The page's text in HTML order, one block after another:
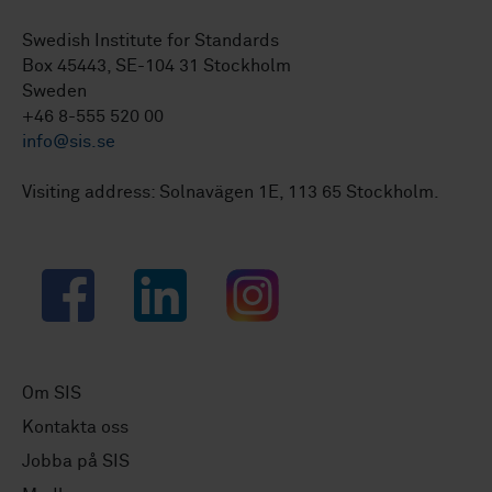
Swedish Institute for Standards
Box 45443, SE-104 31 Stockholm
Sweden
+46 8-555 520 00
info@sis.se
Visiting address: Solnavägen 1E, 113 65 Stockholm.
Facebook LinkedIn Instagram
Om SIS
Kontakta oss
Jobba på SIS